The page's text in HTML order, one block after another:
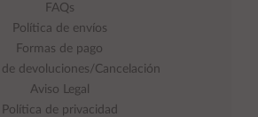
FAQs
Política de envíos
Formas de pago
de devoluciones/Cancelación
Aviso Legal
Política de privacidad